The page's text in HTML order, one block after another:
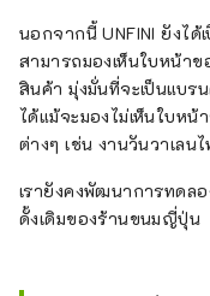
นอกจากนี้ UNFINI ยังไ
สามารถมองเห็นใบหน้า
สินค้า มุ่งมั่นที่จะเป็นแบ
ได้แม้จะมองไม่เห็นใบหน้
ต่างๆ เช่น งานวันวาเล
เรายังคงพัฒนาการทดล
ดั้งเดิมของร้านขนมญี่ปุ่น